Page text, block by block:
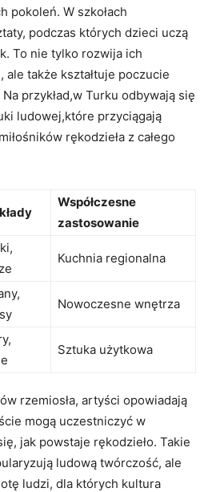
pokoleń. W szkołach
podczas których dzieci uczą
To nie tylko rozwija ich
ale także kształtuje poczucie
przykład,w Turku odbywają się
ludowej,które przyciągają
rękodzieła z całego
Współczesne
zastosowanie
Kuchnia regionalna
Nowoczesne wnętrza
Sztuka użytkowa
rzemiosła, artyści opowiadają
mogą uczestniczyć w
jak powstaje rękodzieło. Takie
ludową twórczość, ale
ludzi, dla których kultura